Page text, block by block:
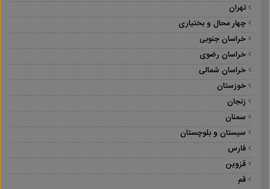
تهران
چهار محال و بختیاری
خراسان جنوبی
خراسان رضوی
خراسان شمالی
خوزستان
زنجان
سمنان
سیستان و بلوچستان
فارس
قزوین
قم